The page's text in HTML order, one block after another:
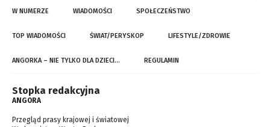
W NUMERZE WIADOMOŚCI SPOŁECZEŃSTWO
TOP WIADOMOŚCI ŚWIAT/PERYSKOP LIFESTYLE/ZDROWIE
ANGORKA – NIE TYLKO DLA DZIECI… REGULAMIN
Stopka redakcyjna
ANGORA
Przegląd prasy krajowej i światowej